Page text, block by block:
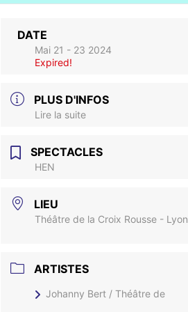
DATE
Mai 21 - 23 2024
Expired!
PLUS D'INFOS
Lire la suite
SPECTACLES
HEN
LIEU
Théâtre de la Croix Rousse - Lyon
ARTISTES
Johanny Bert / Théâtre de